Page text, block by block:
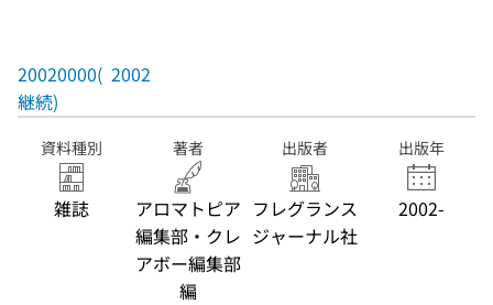
20020000(
継続)
2002
資料種別
雑誌
著者
アロマトピア
編集部・クレ
アボー編集部
編
出版者
フレグランス
ジャーナル社
出版年
2002-